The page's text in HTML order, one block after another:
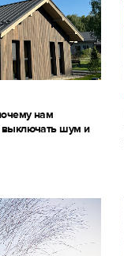
нам
шум и